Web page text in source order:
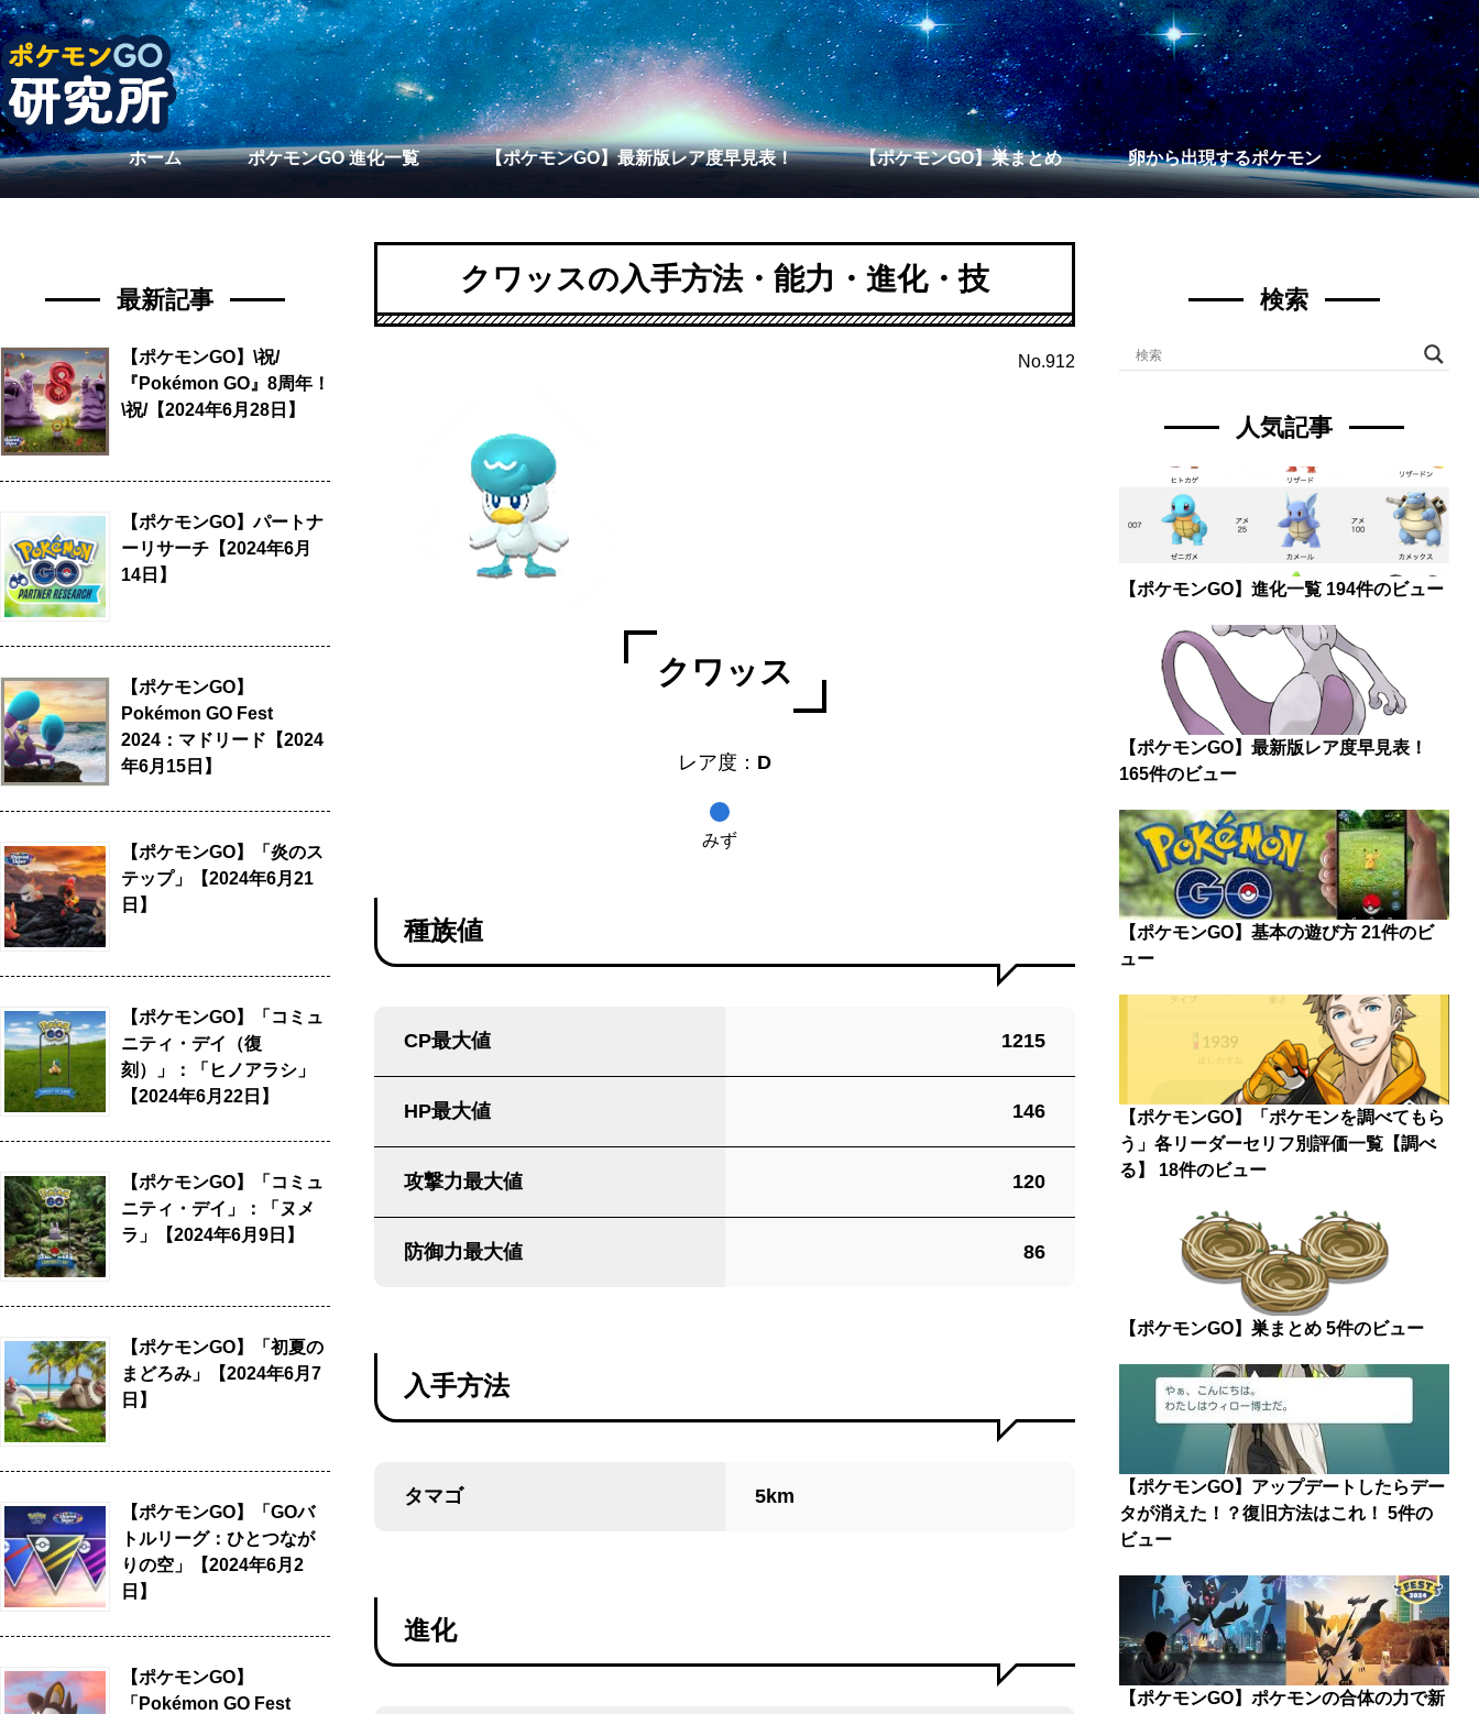
ホーム ポケモンGO 進化一覧 【ポケモンGO】最新版レア度早見表！ 【ポケモンGO】巣まとめ 卵から出現するポケモン
クワッスの入手方法・能力・進化・技
No.912
クワッス
レア度： D
みず
種族値
CP最大値 1215
HP最大値 146
攻撃力最大値 120
防御力最大値 86
入手方法
タマゴ 5km
進化
最新記事
【ポケモンGO】\祝/
『Pokémon GO』8周年！
\祝/【2024年6月28日】
【ポケモンGO】パートナ
ーリサーチ【2024年6月
14日】
【ポケモンGO】
Pokémon GO Fest
2024：マドリード【2024
年6月15日】
【ポケモンGO】「炎のス
テップ」【2024年6月21
日】
【ポケモンGO】「コミュ
ニティ・デイ（復
刻）」：「ヒノアラシ」
【2024年6月22日】
【ポケモンGO】「コミュ
ニティ・デイ」：「ヌメ
ラ」【2024年6月9日】
【ポケモンGO】「初夏の
まどろみ」【2024年6月7
日】
【ポケモンGO】「GOバ
トルリーグ：ひとつなが
りの空」【2024年6月2
日】
【ポケモンGO】
「Pokémon GO Fest
検索
人気記事
【ポケモンGO】進化一覧 194件のビュー
【ポケモンGO】最新版レア度早見表！
165件のビュー
【ポケモンGO】基本の遊び方 21件のビ
ュー
【ポケモンGO】「ポケモンを調べてもら
う」各リーダーセリフ別評価一覧【調べ
る】
18件のビュー
【ポケモンGO】巣まとめ 5件のビュー
【ポケモンGO】アップデートしたらデー
タが消えた！？復旧方法はこれ！ 5件の
ビュー
【ポケモンGO】ポケモンの合体の力で新